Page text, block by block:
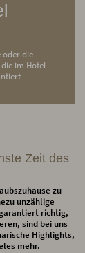
oder die
im Hotel
Zeit des
zu
unzählige
richtig,
sind bei uns
Highlights,
mehr.